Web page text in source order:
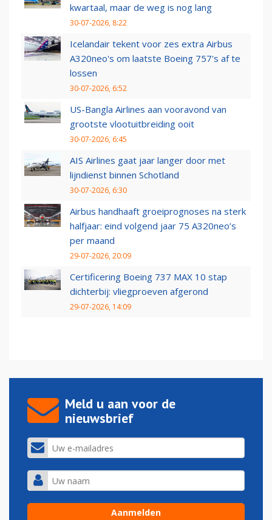
kwartaal, maar de weg is nog lang
30-07-2026, 8:22
Icelandair tekent voor zes extra Airbus
A320neo's om laatste Boeing 757's af te
lossen
30-07-2026, 6:52
US-Bangla Airlines aan vooravond van
grootste vlootuitbreiding ooit
30-07-2026, 6:45
AIS Airlines gaat jaar langer door met
lijndienst binnen Schotland
30-07-2026, 6:30
Airbus handhaaft groeiprognoses na sterk
halfjaar: eind volgend jaar 75 A320neo’s
per maand
29-07-2026, 20:09
Certificering Boeing 737 MAX 10 stap
dichterbij: vliegproeven afgerond
29-07-2026, 14:09
Meld u aan voor de
nieuwsbrief